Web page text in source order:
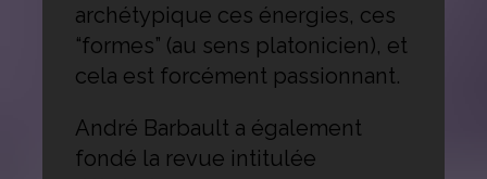
archétypique ces énergies, ces
“formes” (au sens platonicien), et
cela est forcément passionnant.
André Barbault a également
fondé la revue intitulée